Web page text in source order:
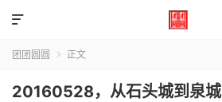

团团圆圆  正文
20160528，从石头城到泉城